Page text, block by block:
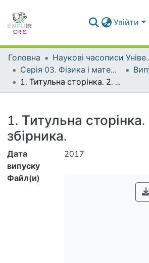
Увійти
Головна
Наукові
Серія 03. Фізика і математика у вищій і середній школі
1. Титульна сторінка. 2. Зміст збірника.
1. Титульна
збірника.
Дата
випуску
2017
Файл(и)